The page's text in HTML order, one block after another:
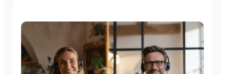
freier
Sitzplatzwahl
beim
Telefonieren